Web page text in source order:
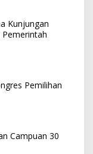
Kunjungan
Pemerintah
Pemilihan
Campuan 30